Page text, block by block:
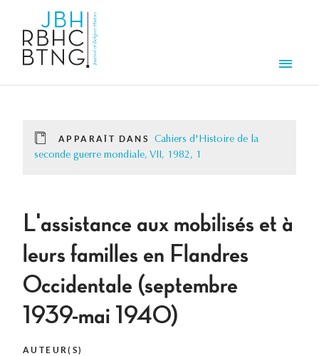
APPARAÎT DANS
Cahiers d'Histoire de la
seconde guerre mondiale, VII, 1982, 1
L'assistance aux mobilisés et à
leurs familles en Flandres
Occidentale (septembre
1939-mai 1940)
AUTEUR(S)